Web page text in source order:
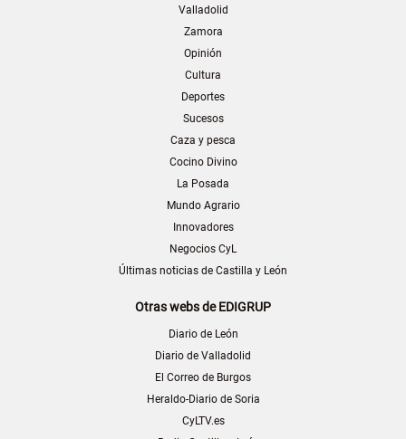
Valladolid
Zamora
Opinión
Cultura
Deportes
Sucesos
Caza y pesca
Cocino Divino
La Posada
Mundo Agrario
Innovadores
Negocios CyL
Últimas noticias de Castilla y León
Otras webs de EDIGRUP
Diario de León
Diario de Valladolid
El Correo de Burgos
Heraldo-Diario de Soria
CyLTV.es